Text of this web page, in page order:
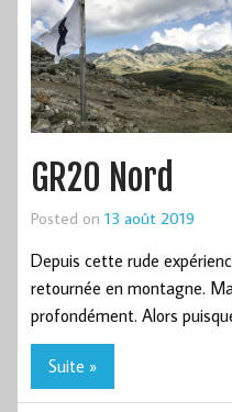
GR20 Nord
Posted on 13 août 2019
Depuis cette rude
retournée en montagne.
profondément. Alors
Suite »